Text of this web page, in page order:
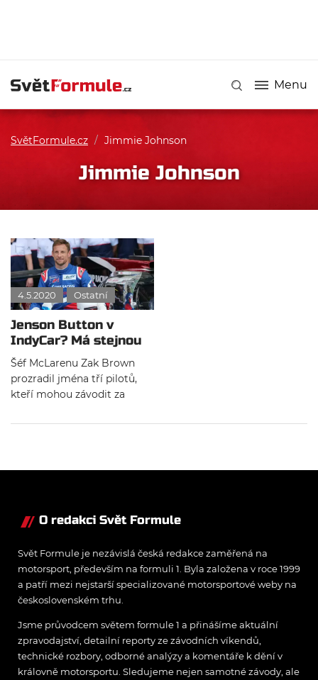
Menu
SvětFormule.cz / Jimmie Johnson
Jimmie Johnson
4.5.2020 Ostatní
Jenson Button v
IndyCar? Má stejnou
šanci jako Alonso
Šéf McLarenu Zak Brown
prozradil jména tří pilotů,
kteří mohou závodit za
v šampionátu IndyCar. Vedle
jsou jimi Jimmie Johnson a
O redakci Svět Formule
Svět Formule je nezávislá česká redakce zaměřená na
motorsport, především na formuli 1. Byla založena v roce 1999
a patří mezi nejstarší specializované motorsportové weby na
československém trhu.
Jsme průvodcem světem formule 1 a přinášíme aktuální
zpravodajství, detailní reporty ze závodních víkendů,
technické rozbory, odborné analýzy a komentáře k dění v
královně motorsportu. Sledujeme nejen samotné závody, ale